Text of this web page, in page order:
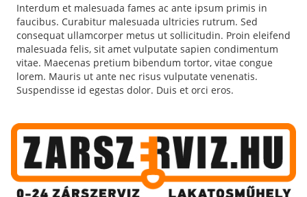
Interdum et malesuada fames ac ante ipsum primis in
faucibus. Curabitur malesuada ultricies rutrum. Sed
consequat ullamcorper metus ut sollicitudin. Proin eleifend
malesuada felis, sit amet vulputate sapien condimentum
vitae. Maecenas pretium bibendum tortor, vitae congue
lorem. Mauris ut ante nec risus vulputate venenatis.
Suspendisse id egestas dolor. Duis et orci eros.